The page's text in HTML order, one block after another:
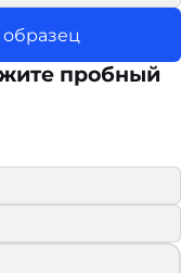
пробный